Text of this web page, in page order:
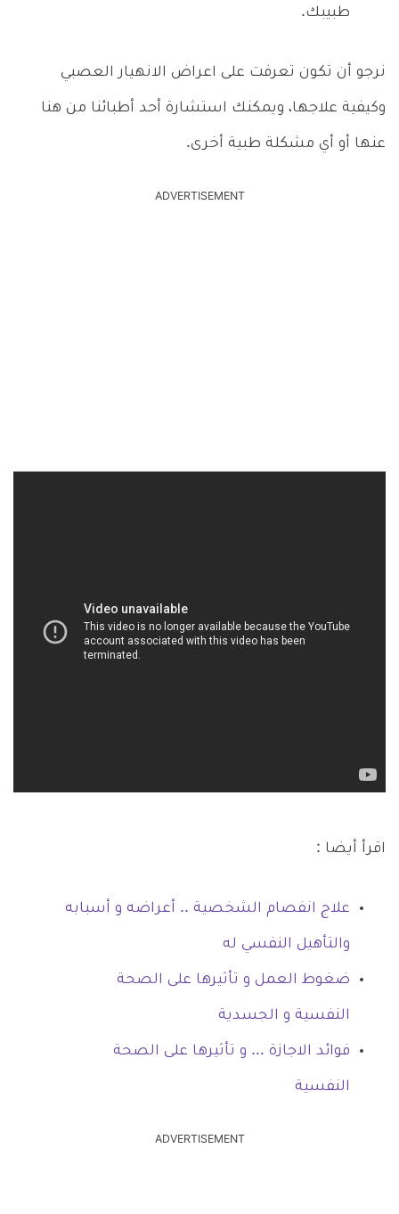
طبيبك.
نرجو أن تكون تعرفت على اعراض الانهيار العصبي
وكيفية علاجها، ويمكنك استشارة أحد أطبائنا من هنا
عنها أو أي مشكلة طبية أخرى.
ADVERTISEMENT
اقرأ أيضا :
علاج انفصام الشخصية .. أعراضه و أسبابه
والتأهيل النفسي له
ضغوط العمل و تأثيرها على الصحة
النفسية و الجسدية
فوائد الاجازة … و تأثيرها على الصحة
النفسية
ADVERTISEMENT